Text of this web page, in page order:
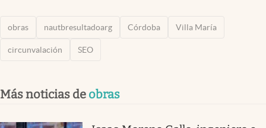
obras nautbresultadoarg Córdoba Villa María
circunvalación SEO
Más noticias de obras